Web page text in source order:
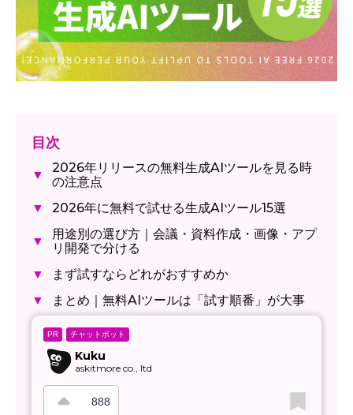
目次
▼
2026年リリースの無料生成AIツールを見る時
の注意点
▼ 2026年に無料で試せる生成AIツール15選
▼
用途別の選び方｜会議・資料作成・画像・アプ
リ開発で分ける
▼ まず試すならどれがおすすめか
▼ まとめ｜無料AIツールは「試す順番」が大事
PR チャットボット
Kuku
askitmore co., ltd
888